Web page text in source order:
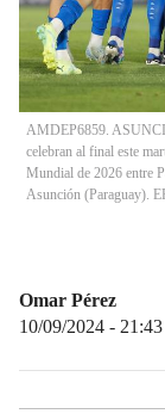
AMDEP6859.
celebran al final este
Mundial de 2026 entre
Asunción (Paraguay).
Omar Pérez
10/09/2024 - 21:43